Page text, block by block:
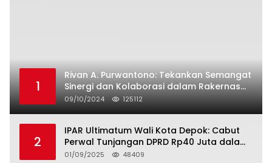
1
Rivan A. Purwantono: Tekankan Semangat
Sinergi dan Kolaborasi dalam Rakernas
Serikat Pekerja Jasa Raharja
09/10/2024 125112
2
IPAR Ultimatum Wali Kota Depok: Cabut
Perwal Tunjangan DPRD Rp40 Juta dalam
5 Hari atau Hadapi Aksi Rakyat
01/09/2025 48409